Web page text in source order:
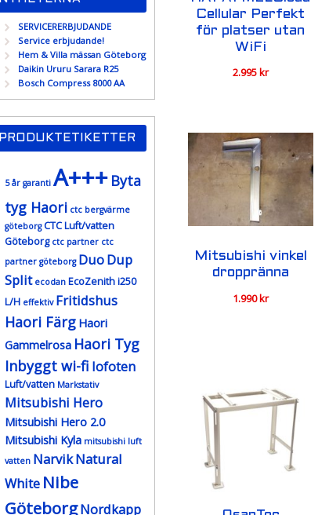
Cellular Perfekt
för platser utan
WiFi
2.995kr
Mitsubishi vinkel
droppränna
1.990kr
SERVICERERBJUDANDE
Service erbjudande!
Hem & Villa mässan Göteborg
Daikin Ururu Sarara R25
Bosch Compress 8000 AA
PRODUKTETIKETTER
5 år garanti A+++ Byta
tyg Haori ctc bergvärme
göteborg CTC Luft/vatten
Göteborg ctc partner ctc
partner göteborg DuoDup
Split ecodan EcoZenith i250
L/H effektiv Fritidshus
Haori Färg Haori
Gammelrosa Haori Tyg
Inbyggt wi-fi lofoten
Luft/vatten Markstativ
Mitsubishi Hero
Mitsubishi Hero 2.0
Mitsubishi Kyla mitsubishi luft
vatten NarvikNatural
White Nibe
GöteborgNordkapp